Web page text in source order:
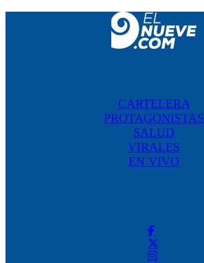
CARTELERA
PROTAGONISTAS
SALUD
VIRALES
EN VIVO